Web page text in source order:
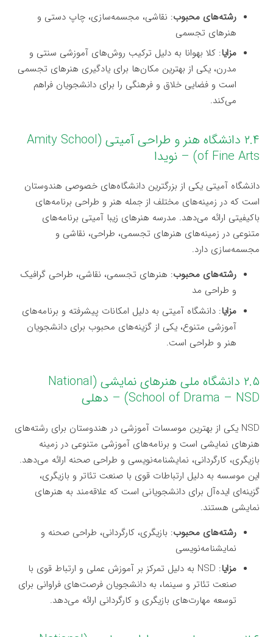
رشته‌های محبوب: نقاشی، مجسمه‌سازی، چاپ دستی و
هنرهای تجسمی
مزایا: کلا بهوانا به دلیل ترکیب روش‌های آموزشی سنتی و
مدرن، یکی از بهترین مکان‌ها برای یادگیری هنرهای تجسمی
است و فضایی خلاق و فرهنگی را برای دانشجویان فراهم
می‌کند.
۲.۴ دانشگاه هنر و طراحی آمیتی (Amity School
of Fine Arts) – نویدا
دانشگاه آمیتی یکی از بزرگترین دانشگاه‌های خصوصی هندوستان
است که در زمینه‌های مختلف از جمله هنر و طراحی برنامه‌های
باکیفیتی ارائه می‌دهد. مدرسه هنرهای زیبا آمیتی برنامه‌های
متنوعی در زمینه‌های هنرهای تجسمی، طراحی، نقاشی و
مجسمه‌سازی دارد.
رشته‌های محبوب: هنرهای تجسمی، نقاشی، طراحی گرافیک
و طراحی مد
مزایا: دانشگاه آمیتی به دلیل امکانات پیشرفته و برنامه‌های
آموزشی متنوع، یکی از گزینه‌های محبوب برای دانشجویان
هنر و طراحی است.
۲.۵ دانشگاه ملی هنرهای نمایشی (National
School of Drama – NSD) – دهلی
NSD یکی از بهترین موسسات آموزشی در هندوستان برای رشته‌های
هنرهای نمایشی است و برنامه‌های آموزشی متنوعی در زمینه
بازیگری، کارگردانی، نمایشنامه‌نویسی و طراحی صحنه ارائه می‌دهد.
این موسسه به دلیل ارتباطات قوی با صنعت تئاتر و بازیگری،
گزینه‌ای ایده‌آل برای دانشجویانی است که علاقه‌مند به هنرهای
نمایشی هستند.
رشته‌های محبوب: بازیگری، کارگردانی، طراحی صحنه و
نمایشنامه‌نویسی
مزایا
: NSD به دلیل تمرکز بر آموزش عملی و ارتباط قوی با
صنعت تئاتر و سینما، به دانشجویان فرصت‌های فراوانی برای
توسعه مهارت‌های بازیگری و کارگردانی ارائه می‌دهد.